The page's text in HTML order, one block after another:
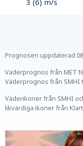
Prognosen uppdaterad
Väderprognos från MET
Väderprognos från SMHI
Väderikoner från SMHI
likvärdiga ikoner från